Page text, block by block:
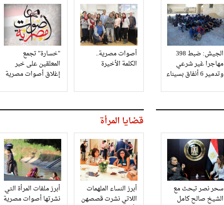
الجيش: ضبط 398
مهاجرا غير شرعي
وتدمير 6 أنفاق بسيناء
أصوات مصرية..
الكلمة الأخيرة
"خسارة" تجمع
المعلقين على خبر
إغلاق أصوات مصرية
سحر نصر تبحث مع
الشيخ صالح كامل
قضايا المرأة
أبرز النساء الملهمات
اللاتي نشرت قصصهن
أبرز ملفات المرأة التي
نشرتها أصوات مصرية